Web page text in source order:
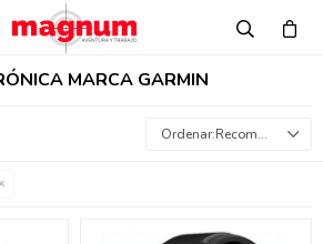
MARCA GARMIN
Recomendados